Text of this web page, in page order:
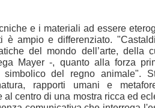
e i materiali ad essere
è ampio e differenziato.
del mondo dell’arte, della
Mayer -, quanto alla forza
del regno animale".
rapporti umani e
al centro di una mostra ricca ed